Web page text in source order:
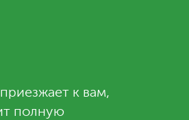
к вам,
полную